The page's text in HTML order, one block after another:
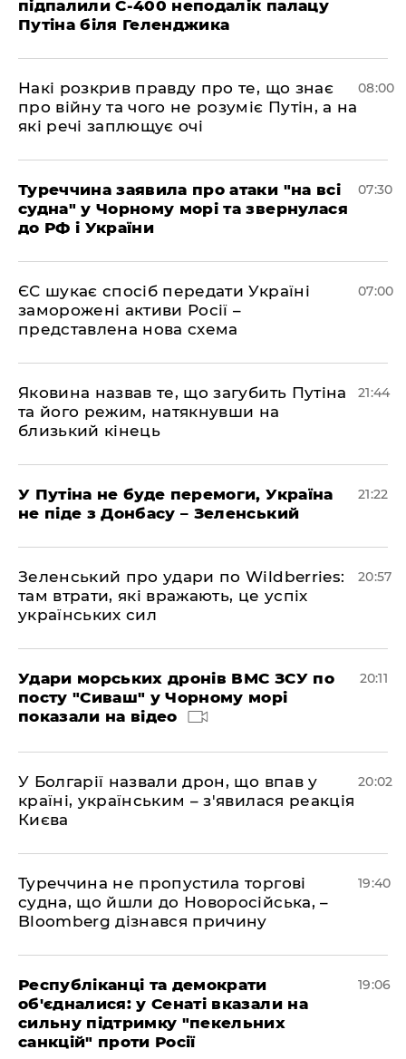
підпалили С-400 неподалік палацу
Путіна біля Геленджика
Накі розкрив правду про те, що знає
про війну та чого не розуміє Путін, а на
які речі заплющує очі
08:00
Туреччина заявила про атаки "на всі
судна" у Чорному морі та звернулася
до РФ і України
07:30
ЄС шукає спосіб передати Україні
заморожені активи Росії –
представлена ​​нова схема
07:00
Яковина назвав те, що загубить Путіна
та його режим, натякнувши на
близький кінець
21:44
У Путіна не буде перемоги, Україна
не піде з Донбасу – Зеленський
21:22
Зеленський про удари по Wildberries:
там втрати, які вражають, це успіх
українських сил
20:57
Удари морських дронів ВМС ЗСУ по
посту "Сиваш" у Чорному морі
показали на відео
20:11
У Болгарії назвали дрон, що впав у
країні, українським – з'явилася реакція
Києва
20:02
Туреччина не пропустила торгові
судна, що йшли до Новоросійська, –
Bloomberg дізнався причину
19:40
Республіканці та демократи
об'єдналися: у Сенаті вказали на
сильну підтримку "пекельних
санкцій" проти Росії
19:06